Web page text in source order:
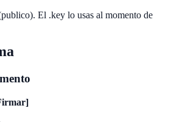
El .key lo usas al momento de